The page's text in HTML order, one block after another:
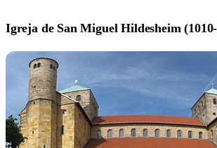
Igreja de San Miguel Hildesheim